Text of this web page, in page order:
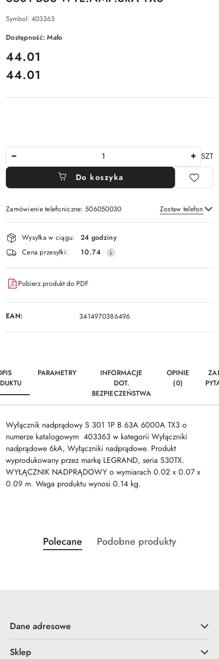
Symbol: 403363
Dostępność:Mało
cena:
44.01
Cena:
44.01
SZT
Do koszyka
Zamówienie telefoniczne: 506050030 Zostaw telefon
Wyślij
Dostępność
i
dostawa
Wysyłka w ciągu:
24 godziny
Cena przesyłki:
10.74
Pobierz produkt do PDF
EAN: 3414970386496
PARAMETRY
INFORMACJE
DOT.
BEZPIECZEŃSTWA
OPINIE
(0)
Wyłącznik nadprądowy S 301 1P B 63A 6000A TX3 o
numerze katalogowym 403363 w kategorii Wyłączniki
nadprądowe 6kA, Wyłączniki nadprądowe. Produkt
wyprodukowany przez markę LEGRAND, seria S30TX.
WYŁĄCZNIK NADPRĄDOWY o wymiarach 0.02 x 0.07 x
0.09 m. Waga produktu wynosi 0.14 kg.
Pomiń karuzelę produktów
Produkty
o
Polecane
Produkty
Podobne produkty
Dane adresowe
Sklep